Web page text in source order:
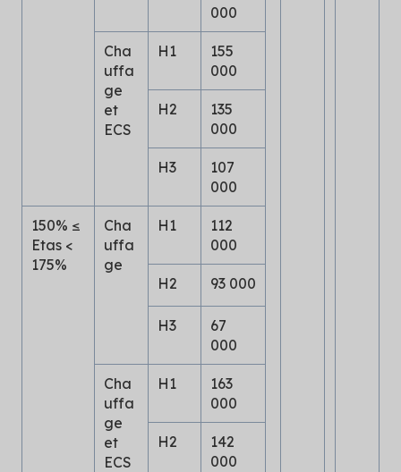
000
Cha
uffa
ge
et
ECS
H1
155
000
H2
135
000
H3
107
000
150% ≤
Etas <
175%
Cha
uffa
ge
H1
112
000
H2 93 000
H3
67
000
Cha
uffa
ge
et
ECS
H1
163
000
H2
142
000